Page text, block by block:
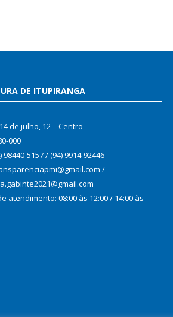
DE ITUPIRANGA
de julho, 12 – Centro
000
98440-5157 / (94) 9914-92446
/
atendimento: 08:00 às 12:00 / 14:00 às